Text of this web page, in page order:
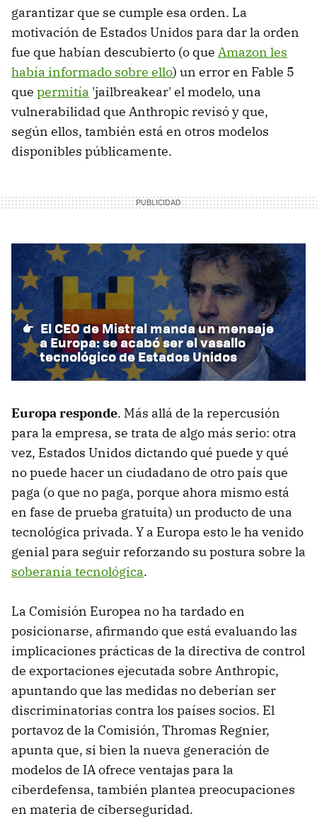
garantizar que se cumple esa orden. La
motivación de Estados Unidos para dar la orden
fue que habían descubierto (o que Amazon les
había informado sobre ello) un error en Fable 5
que permitía 'jailbreakear' el modelo, una
vulnerabilidad que Anthropic revisó y que,
según ellos, también está en otros modelos
disponibles públicamente.
El CEO de Mistral manda un mensaje
a Europa: se acabó ser el vasallo
tecnológico de Estados Unidos
Europa responde. Más allá de la repercusión
para la empresa, se trata de algo más serio: otra
vez, Estados Unidos dictando qué puede y qué
no puede hacer un ciudadano de otro país que
paga (o que no paga, porque ahora mismo está
en fase de prueba gratuita) un producto de una
tecnológica privada. Y a Europa esto le ha venido
genial para seguir reforzando su postura sobre la
soberanía tecnológica.
La Comisión Europea no ha tardado en
posicionarse, afirmando que está evaluando las
implicaciones prácticas de la directiva de control
de exportaciones ejecutada sobre Anthropic,
apuntando que las medidas no deberían ser
discriminatorias contra los países socios. El
portavoz de la Comisión, Thromas Regnier,
apunta que, si bien la nueva generación de
modelos de IA ofrece ventajas para la
ciberdefensa, también plantea preocupaciones
en materia de ciberseguridad.